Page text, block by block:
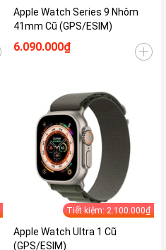
Apple Watch Series 9 Nhôm
41mm Cũ (GPS/ESIM)
6.090.000₫
Tiết kiệm: 2.100.000₫
Apple Watch Ultra 1 Cũ
(GPS/ESIM)